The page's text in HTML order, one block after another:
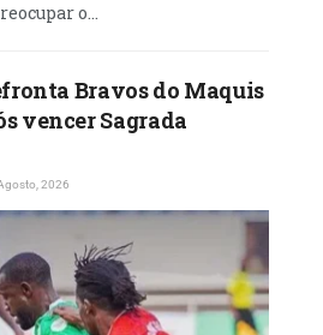
de Luanda sobre o RSD
bolas a uma.
o...
Bravos do Maquis
vencer Sagrada
2026